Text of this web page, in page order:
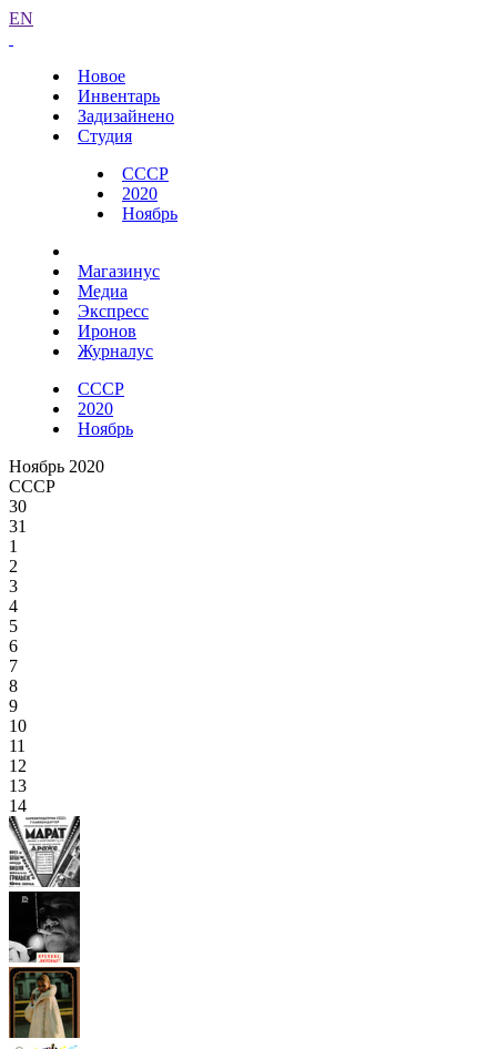
EN
Новое
Инвентарь
Задизайнено
Студия
СССР
2020
Ноябрь
Магазинус
Медиа
Экспресс
Иронов
Журналус
СССР
2020
Ноябрь
Ноябрь 2020
СССР
30
31
1
2
3
4
5
6
7
8
9
10
11
12
13
14